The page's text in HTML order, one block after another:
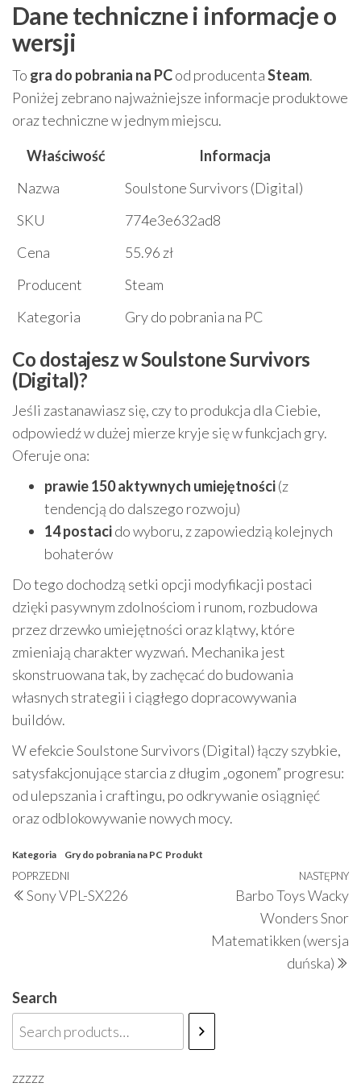
Dane techniczne i informacje o
wersji
To gra do pobrania na PCod producentaSteam.
Poniżej zebrano najważniejsze informacje produktowe
oraz techniczne w jednym miejscu.
Właściwość
Informacja
Nazwa
Soulstone Survivors (Digital)
SKU
774e3e632ad8
Cena
55.96 zł
Producent
Steam
Kategoria
Gry do pobrania na PC
Co dostajesz w Soulstone Survivors
(Digital)?
Jeśli zastanawiasz się, czy to produkcja dla Ciebie,
odpowiedź w dużej mierze kryje się w funkcjach gry.
Oferuje ona:
prawie 150 aktywnych umiejętności(z
tendencją do dalszego rozwoju)
14 postacido wyboru, z zapowiedzią kolejnych
bohaterów
Do tego dochodzą setki opcji modyfikacji postaci
dzięki pasywnym zdolnościom i runom, rozbudowa
przez drzewko umiejętności oraz klątwy, które
zmieniają charakter wyzwań. Mechanika jest
skonstruowana tak, by zachęcać do budowania
własnych strategii i ciągłego dopracowywania
buildów.
W efekcie Soulstone Survivors (Digital) łączy szybkie,
satysfakcjonujące starcia z długim „ogonem” progresu:
od ulepszania i craftingu, po odkrywanie osiągnięć
oraz odblokowywanie nowych mocy.
Kategoria Gry do pobrania na PC Produkt
Nawigacja
wpisu
Poprzedni
wpis
POPRZEDNI
Sony VPL-SX226
NASTĘPNY
Barbo Toys Wacky
Wonders Snor
Matematikken (wersja
duńska)
Search
zzzzz